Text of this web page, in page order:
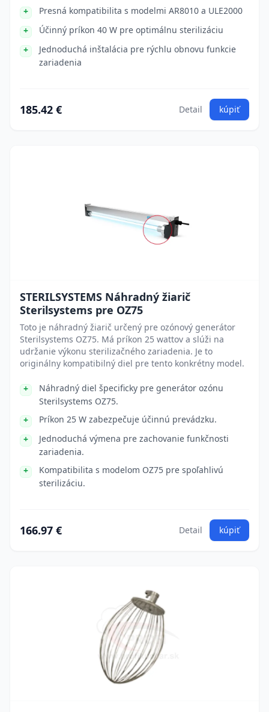
Presná kompatibilita s modelmi AR8010 a ULE2000
Účinný príkon 40 W pre optimálnu sterilizáciu
Jednoduchá inštalácia pre rýchlu obnovu funkcie
zariadenia
185.42 € Detail kúpiť
STERILSYSTEMS Náhradný žiarič
Sterilsystems pre OZ75
Toto je náhradný žiarič určený pre ozónový generátor
Sterilsystems OZ75. Má príkon 25 wattov a slúži na
udržanie výkonu sterilizačného zariadenia. Je to
originálny kompatibilný diel pre tento konkrétny model.
Náhradný diel špecificky pre generátor ozónu
Sterilsystems OZ75.
Príkon 25 W zabezpečuje účinnú prevádzku.
Jednoduchá výmena pre zachovanie funkčnosti
zariadenia.
Kompatibilita s modelom OZ75 pre spoľahlivú
sterilizáciu.
166.97 € Detail kúpiť